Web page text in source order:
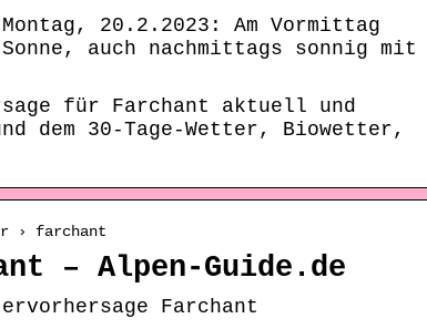
20.2.2023: Am Vormittag
auch nachmittags sonnig mit
für Farchant aktuell und
dem 30-Tage-Wetter, Biowetter,
› farchant
– Alpen-Guide.de
Farchant